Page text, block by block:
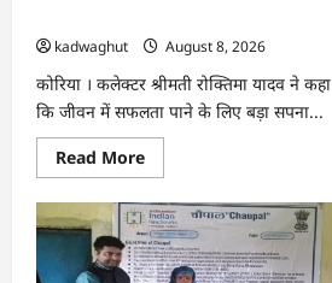
kadwaghut
August 8, 2026
कोरिया । कलेक्टर श्रीमती रोक्तिमा यादव ने कहा
कि जीवन में सफलता पाने के लिए बड़ा सपना...
Read MoreRead
more
CG
:
अच्छा
और
बड़ा